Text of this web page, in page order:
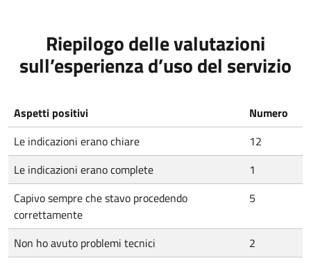
Riepilogo delle valutazioni
sull’esperienza d’uso del servizio
Aspetti positivi
Numero
Le indicazioni erano chiare
12
Le indicazioni erano complete
1
Capivo sempre che stavo procedendo
correttamente
5
Non ho avuto problemi tecnici 2